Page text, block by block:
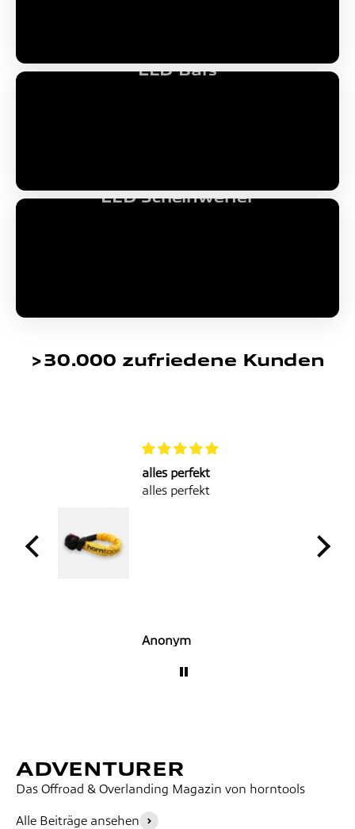
LED Bars
LED Scheinwerfer
>30.000 zufriedene Kunden
alles perfekt
alles perfekt
Anonym
Das Offroad & Overlanding Magazin von horntools
Alle Beiträge ansehen